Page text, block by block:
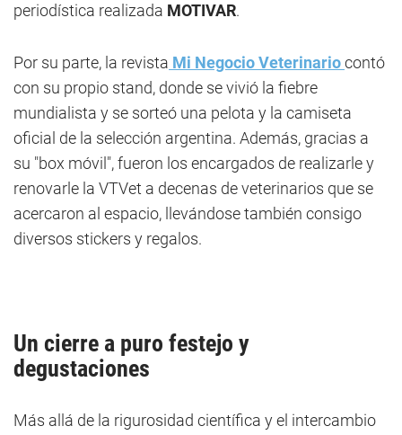
periodística realizada MOTIVAR.
Por su parte, la revista Mi Negocio Veterinariocontó
con su propio stand, donde se vivió la fiebre
mundialista y se sorteó una pelota y la camiseta
oficial de la selección argentina. Además, gracias a
su "box móvil", fueron los encargados de realizarle y
renovarle la VTVet a decenas de veterinarios que se
acercaron al espacio, llevándose también consigo
diversos stickers y regalos.
Un cierre a puro festejo y
degustaciones
Más allá de la rigurosidad científica y el intercambio